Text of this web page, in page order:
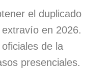
el duplicado
en 2026.
de la
presenciales.